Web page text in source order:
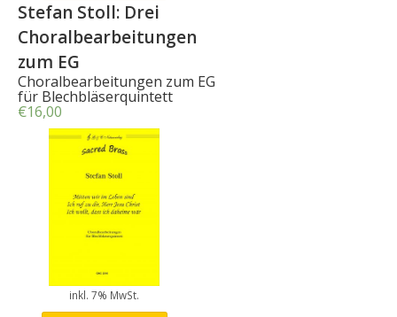
Stefan Stoll: Drei
Choralbearbeitungen
zum EG
Choralbearbeitungen zum EG
für Blechbläserquintett
€16,00
inkl. 7% MwSt.